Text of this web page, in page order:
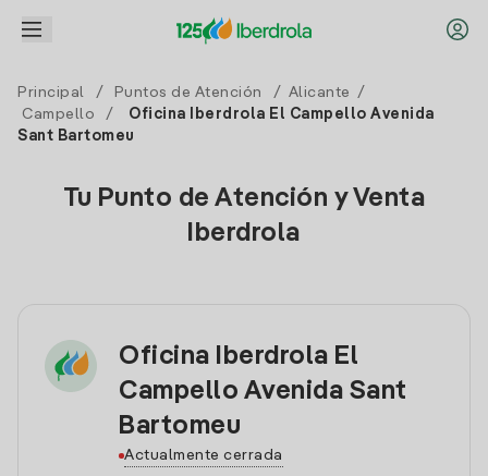
Principal / Puntos de Atención / Alicante
/
Campello
/
Oficina Iberdrola El Campello Avenida
Sant Bartomeu
Tu Punto de Atención y Venta
Iberdrola
Oficina Iberdrola El
Campello Avenida Sant
Bartomeu
Actualmente cerrada